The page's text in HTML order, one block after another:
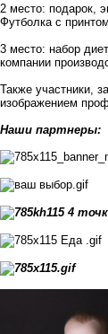
2 место: подарок,
Футболка с
3 место: набор
компании
Также участники,
изображением
Наши партнеры: